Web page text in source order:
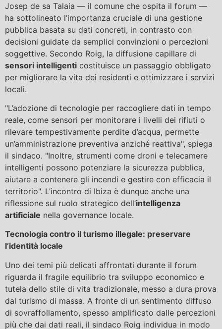
Josep de sa Talaia — il comune che ospita il forum —
ha sottolineato l’importanza cruciale di una gestione
pubblica basata su dati concreti, in contrasto con
decisioni guidate da semplici convinzioni o percezioni
soggettive. Secondo Roig, la diffusione capillare di
sensori intelligenti costituisce un passaggio obbligato
per migliorare la vita dei residenti e ottimizzare i servizi
locali.
"L’adozione di tecnologie per raccogliere dati in tempo
reale, come sensori per monitorare i livelli dei rifiuti o
rilevare tempestivamente perdite d’acqua, permette
un’amministrazione preventiva anziché reattiva", spiega
il sindaco. "Inoltre, strumenti come droni e telecamere
intelligenti possono potenziare la sicurezza pubblica,
aiutare a contenere gli incendi e gestire con efficacia il
territorio". L’incontro di Ibiza è dunque anche una
riflessione sul ruolo strategico dell’intelligenza
artificiale nella governance locale.
Tecnologia contro il turismo illegale: preservare
l’identità locale
Uno dei temi più delicati affrontati durante il forum
riguarda il fragile equilibrio tra sviluppo economico e
tutela dello stile di vita tradizionale, messo a dura prova
dal turismo di massa. A fronte di un sentimento diffuso
di sovraffollamento, spesso amplificato dalle percezioni
più che dai dati reali, il sindaco Roig individua in modo